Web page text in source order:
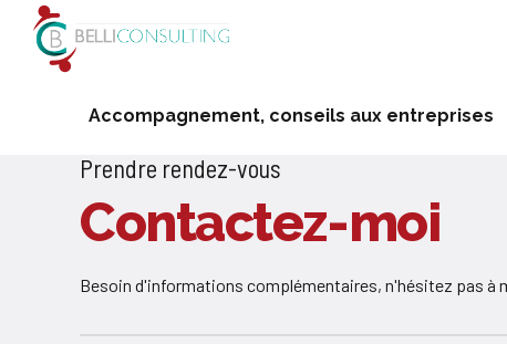
Accompagnement, conseils aux entreprises
Prendre rendez-vous
Contactez-moi
Besoin d'informations complémentaires, n'hésitez pas à